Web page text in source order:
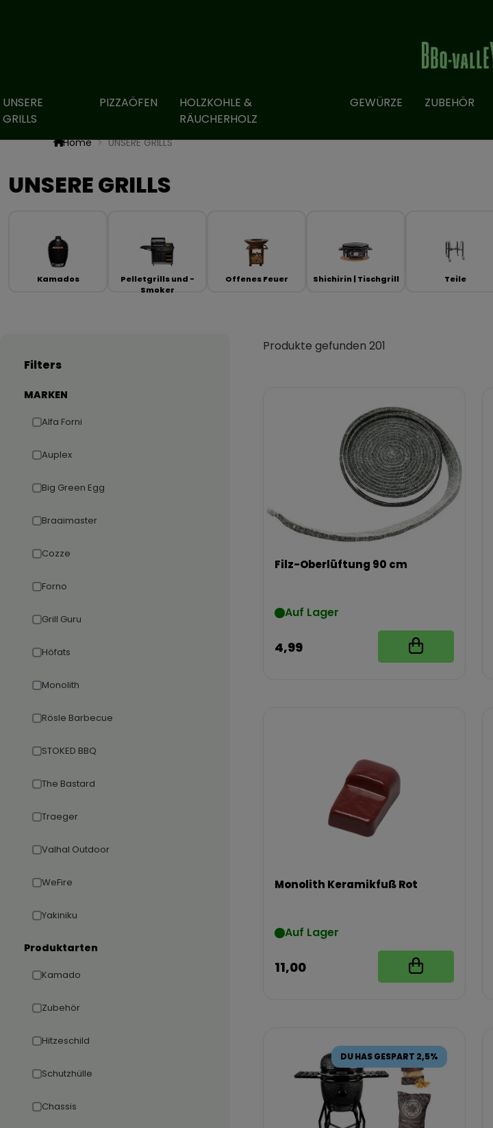
UNSERE
GRILLS
PIZZAÖFEN
HOLZKOHLE &
RÄUCHERHOLZ
GEWÜRZE ZUBEHÖR
Home UNSERE GRILLS
UNSERE GRILLS
Kamados
Pelletgrills und -
Smoker
Offenes Feuer Shichirin | Tischgrill Teile
Filters
MARKEN
Alfa Forni
Auplex
Big Green Egg
Braaimaster
Cozze
Forno
Grill Guru
Höfats
Monolith
Rösle Barbecue
STOKED BBQ
The Bastard
Traeger
Valhal Outdoor
WeFire
Yakiniku
Produktarten
Kamado
Zubehör
Hitzeschild
Schutzhülle
Chassis
Produkte gefunden 201
Filz-Oberlüftung 90 cm
Auf Lager
4,99
Monolith Keramikfuß Rot
Auf Lager
11,00
DU HAS GESPART 2,5%